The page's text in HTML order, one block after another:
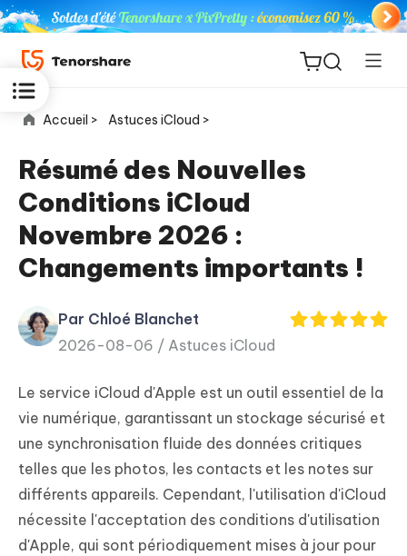
for iOS
PDF
Editor
New
iAnyGo
Accueil > Astuces iCloud >
Résumé des Nouvelles
Conditions iCloud
Novembre 2026 :
Changements importants !
Par Chloé Blanchet
2026-08-06 / Astuces iCloud
Le service iCloud d'Apple est un outil essentiel de la
vie numérique, garantissant un stockage sécurisé et
une synchronisation fluide des données critiques
telles que les photos, les contacts et les notes sur
différents appareils. Cependant, l'utilisation d'iCloud
nécessite l'acceptation des conditions d'utilisation
d'Apple, qui sont périodiquement mises à jour pour